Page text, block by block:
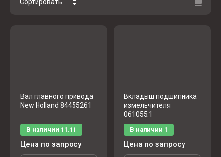
Сортировать
Вал главного привода
New Holland 84455261
В наличии 11.11
Цена по запросу
Вкладыш подшипника
измельчителя
061055.1
В наличии 1
Цена по запросу